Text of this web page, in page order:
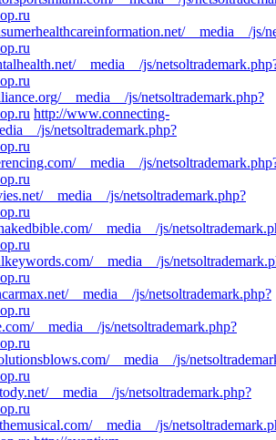
__media__/js/
__media__/js/
__media__/js/netsoltrademark.php?
http://www.connecting-
js/netsoltrademark.php?
__media__/js/
__media__/js/netsoltrademark.php?
__media__/js/
__media__/js/
__media__/js/netsoltrademark.php?
__media__/js/netsoltrademark.php?
__media__/js/
__media__/js/netsoltrademark.php?
__media__/js/